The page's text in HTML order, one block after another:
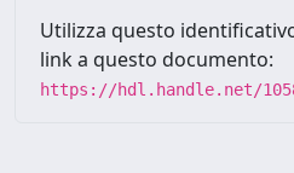
Utilizza questo
link a questo documento:
https://hdl.handle.net/